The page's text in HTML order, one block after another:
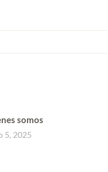
somos
5, 2025